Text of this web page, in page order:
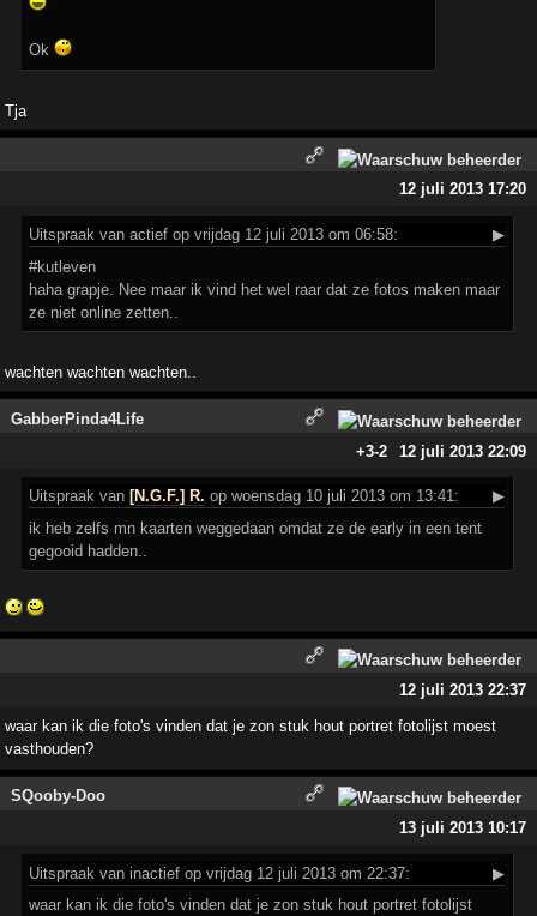
Ok
Tja
12 juli 2013 17:20
Uitspraak van actief op vrijdag 12 juli 2013 om 06:58:
▶
#kutleven
haha grapje. Nee maar ik vind het wel raar dat ze fotos maken maar
ze niet online zetten..
wachten wachten wachten..
GabberPinda4Life
+3-2 12 juli 2013 22:09
Uitspraak van [N.G.F.] R. op woensdag 10 juli 2013 om 13:41:
▶
ik heb zelfs mn kaarten weggedaan omdat ze de early in een tent
gegooid hadden..
12 juli 2013 22:37
waar kan ik die foto's vinden dat je zon stuk hout portret fotolijst moest
vasthouden?
SQooby-Doo
13 juli 2013 10:17
Uitspraak van inactief op vrijdag 12 juli 2013 om 22:37:
▶
waar kan ik die foto's vinden dat je zon stuk hout portret fotolijst